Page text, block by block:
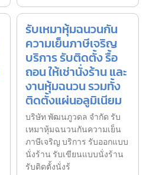
รับเหมาหุ้มฉนวนกัน
ความเย็นภาษีเจริญ
บริการ รับติดตั้ง รื้อ
ถอน ให้เช่านั่งร้าน และ
งานหุ้มฉนวน รวมทั้ง
ติดตั้งแผ่นอลูมิเนียม
บริษัท พัฒนภูวดล จำกัด รับ
เหมาหุ้มฉนวนกันความเย็น
ภาษีเจริญ บริการ รับออกแบบ
นั่งร้าน รับเขียนแบบนั่งร้าน
รับติดตั้งนั่งร้